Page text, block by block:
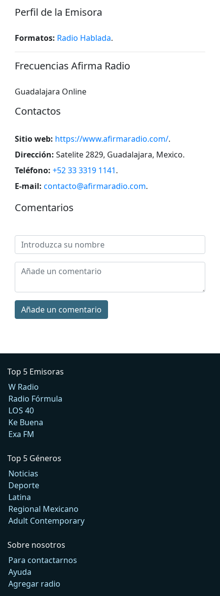
Perfil de la Emisora
Formatos: Radio Hablada.
Frecuencias Afirma Radio
Guadalajara Online
Contactos
Sitio web: https://www.afirmaradio.com/.
Dirección: Satelite 2829, Guadalajara, Mexico.
Teléfono: +52 33 3319 1141.
E-mail: contacto@afirmaradio.com.
Comentarios
Añade un comentario
Top 5 Emisoras
W Radio
Radio Fórmula
LOS 40
Ke Buena
Exa FM
Top 5 Géneros
Noticias
Deporte
Latina
Regional Mexicano
Adult Contemporary
Sobre nosotros
Para contactarnos
Ayuda
Agregar radio